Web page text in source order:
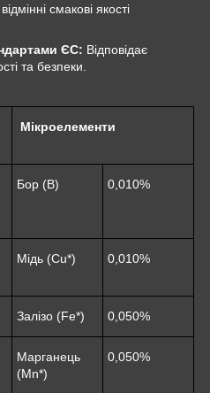
смакові якості
ЄС: Відповідає
та безпеки.
Мікроелементи
Бор (B) 0,010%
Мідь (Cu*) 0,010%
Залізо (Fe*) 0,050%
Марганець
(Mn*)
0,050%